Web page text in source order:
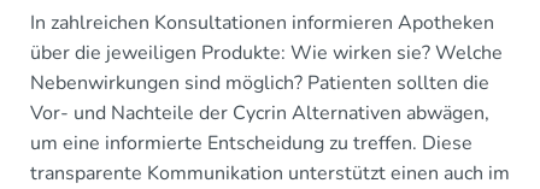
In zahlreichen Konsultationen informieren Apotheken
über die jeweiligen Produkte: Wie wirken sie? Welche
Nebenwirkungen sind möglich? Patienten sollten die
Vor- und Nachteile der Cycrin Alternativen abwägen,
um eine informierte Entscheidung zu treffen. Diese
transparente Kommunikation unterstützt einen auch im